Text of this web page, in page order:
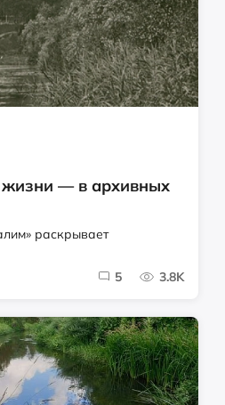
жизни — в архивных
раскрывает
5 3.8K